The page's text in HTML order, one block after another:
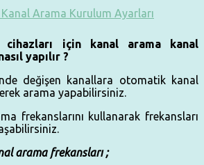
cihazları için kanal arama kanal
yapılır ?
değişen kanallara otomatik kanal
arama yapabilirsiniz.
frekanslarını kullanarak frekansları
arama frekansları ;